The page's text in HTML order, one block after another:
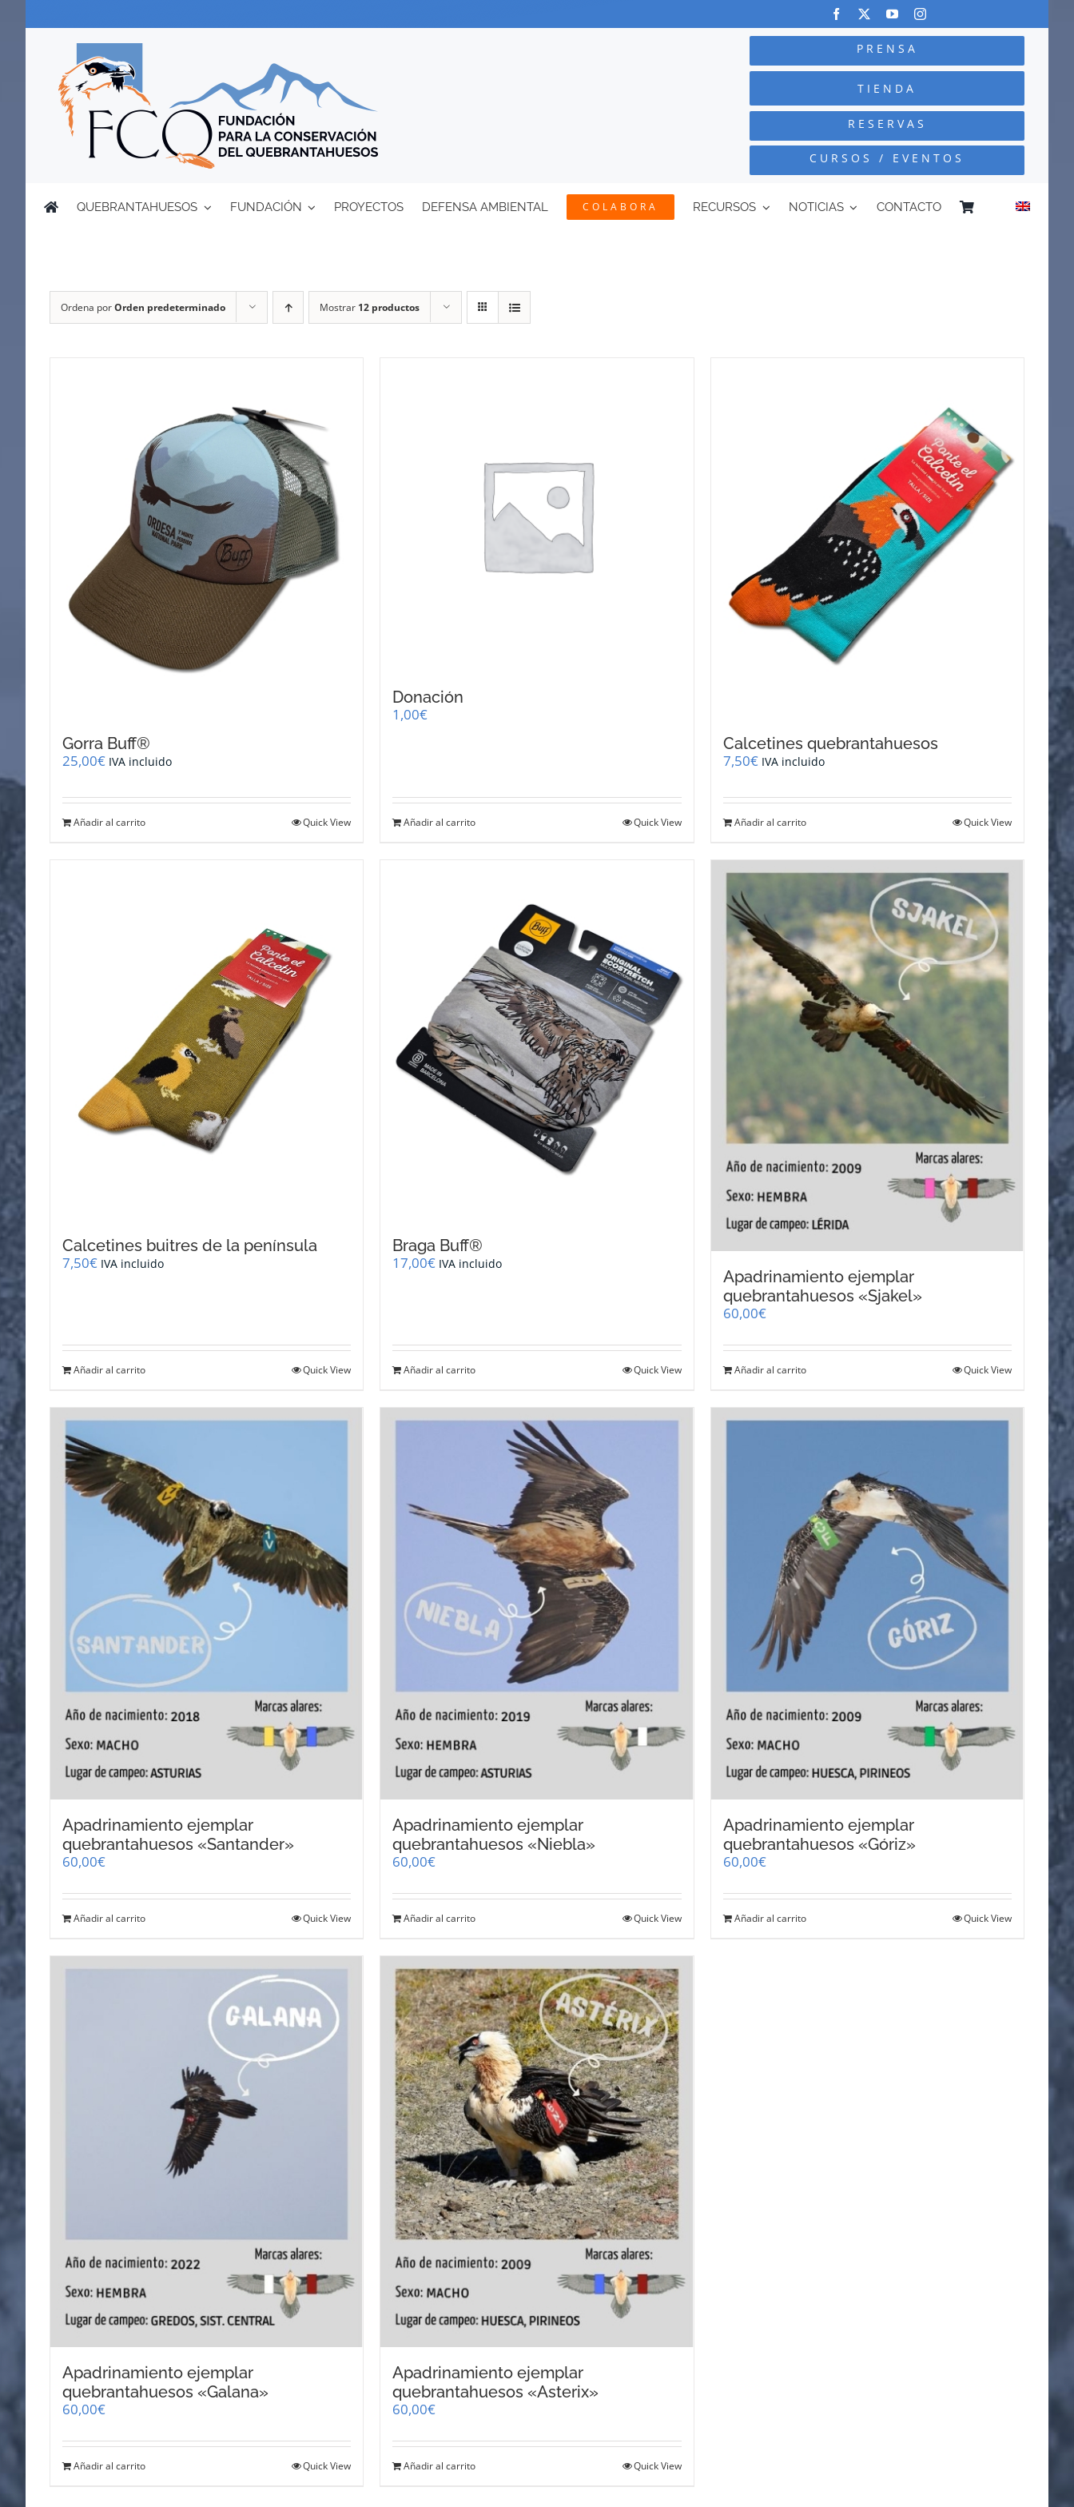
PRENSA
TIENDA
RESERVAS
CURSOS / EVENTOS
QUEBRANTAHUESOS FUNDACIÓN PROYECTOS DEFENSA AMBIENTAL COLABORA RECURSOS NOTICIAS CONTACTO
Ordena porOrden predeterminado Mostrar 12 productos
Gorra Buff®
25,00€ IVA incluido
Añadir al carrito Quick View
Donación
1,00€
Añadir al carrito Quick View
Calcetines quebrantahuesos
7,50€ IVA incluido
Añadir al carrito Quick View
Calcetines buitres de la península
7,50€ IVA incluido
Añadir al carrito Quick View
Braga Buff®
17,00€ IVA incluido
Añadir al carrito Quick View
Apadrinamiento ejemplar
quebrantahuesos «Sjakel»
60,00€
Añadir al carrito Quick View
Apadrinamiento ejemplar
quebrantahuesos «Santander»
60,00€
Añadir al carrito Quick View
Apadrinamiento ejemplar
quebrantahuesos «Niebla»
60,00€
Añadir al carrito Quick View
Apadrinamiento ejemplar
quebrantahuesos «Góriz»
60,00€
Añadir al carrito Quick View
Apadrinamiento ejemplar
quebrantahuesos «Galana»
60,00€
Añadir al carrito Quick View
Apadrinamiento ejemplar
quebrantahuesos «Asterix»
60,00€
Añadir al carrito Quick View